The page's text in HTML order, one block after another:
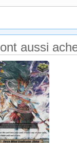
ont aussi